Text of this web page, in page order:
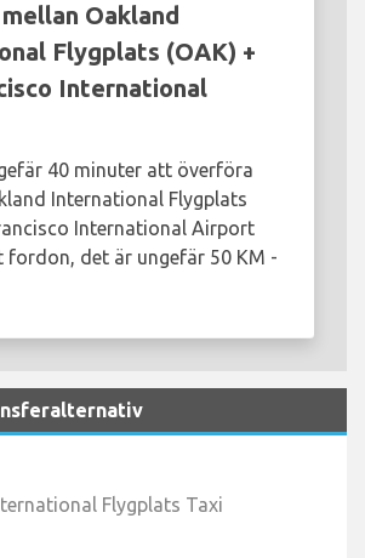
Oakland
Flygplats (OAK) +
International
40 minuter att överföra
International Flygplats
International Airport
fordon, det är ungefär 50 KM -
Flygplats Taxi